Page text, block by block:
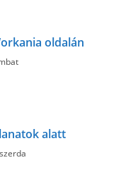
oldalán
alatt